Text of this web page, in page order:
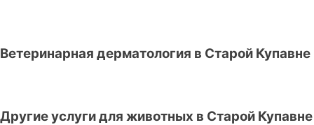
Ветеринарная дерматология в Старой Купавне
Другие услуги для животных в Старой Купавне